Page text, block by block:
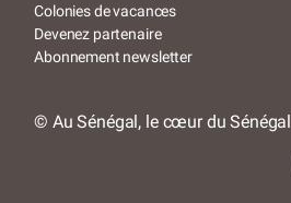
Colonies de vacances
Devenez partenaire
Abonnement newsletter
© Au Sénégal, le cœur du Sénégal